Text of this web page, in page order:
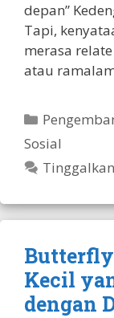
depan”
Tapi,
merasa
atau
Kategori
Sosial
Kecil
dengan